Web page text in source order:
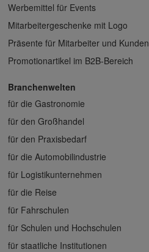
Werbemittel für Events
Mitarbeitergeschenke mit Logo
Präsente für Mitarbeiter und Kunden
Promotionartikel im B2B-Bereich
Branchenwelten
für die Gastronomie
für den Großhandel
für den Praxisbedarf
für die Automobilindustrie
für Logistikunternehmen
für die Reise
für Fahrschulen
für Schulen und Hochschulen
für staatliche Institutionen